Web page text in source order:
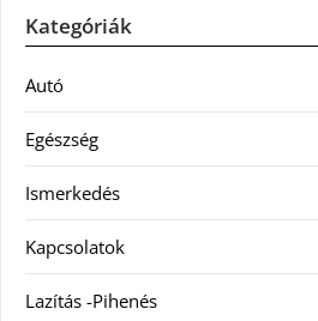
Kategóriák
Autó
Egészség
Ismerkedés
Kapcsolatok
Lazítás -Pihenés